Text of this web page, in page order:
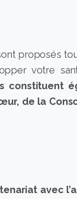
proposés
votre
constituent
de la
avec